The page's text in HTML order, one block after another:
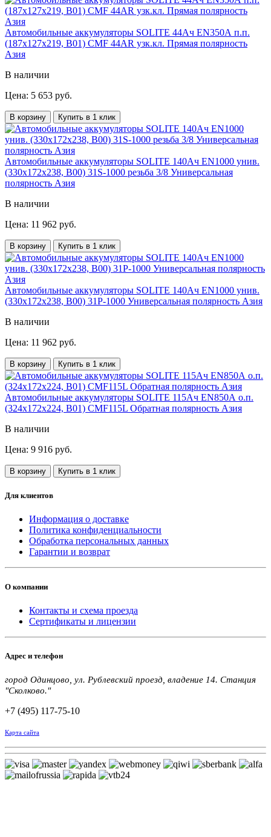
Автомобильные аккумуляторы SOLITE 44Ач EN350А п.п.
(187х127х219, B01) CMF 44AR узк.кл. Прямая полярность
Азия
В наличии
Цена: 5 653 руб.
В корзину Купить в 1 клик
Автомобильные аккумуляторы SOLITE 140Ач EN1000 унив.
(330х172х238, B00) 31S-1000 резьба 3/8 Универсальная
полярность Азия
В наличии
Цена: 11 962 руб.
В корзину Купить в 1 клик
Автомобильные аккумуляторы SOLITE 140Ач EN1000 унив.
(330х172х238, B00) 31P-1000 Универсальная полярность Азия
В наличии
Цена: 11 962 руб.
В корзину Купить в 1 клик
Автомобильные аккумуляторы SOLITE 115Ач EN850А о.п.
(324х172х224, B01) CMF115L Обратная полярность Азия
В наличии
Цена: 9 916 руб.
В корзину Купить в 1 клик
Для клиентов
Информация о доставке
Политика конфиденциальности
Обработка персональных данных
Гарантии и возврат
О компании
Контакты и схема проезда
Сертификаты и лицензии
Адрес и телефон
город Одинцово, ул. Рублевский проезд, владение 14. Станция
"Сколково."
+7 (495) 117-75-10
Карта сайта